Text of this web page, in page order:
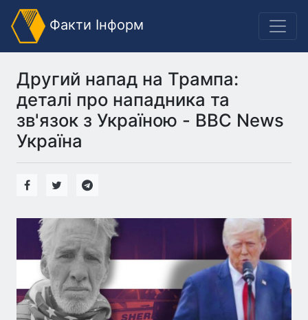
Факти Інформ
Другий напад на Трампа:
деталі про нападника та
зв'язок з Україною - BBC News
Україна